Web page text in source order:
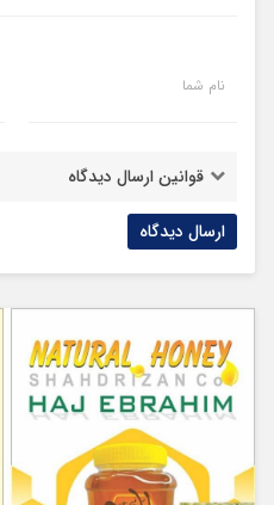
نام شما
قوانین ارسال دیدگاه